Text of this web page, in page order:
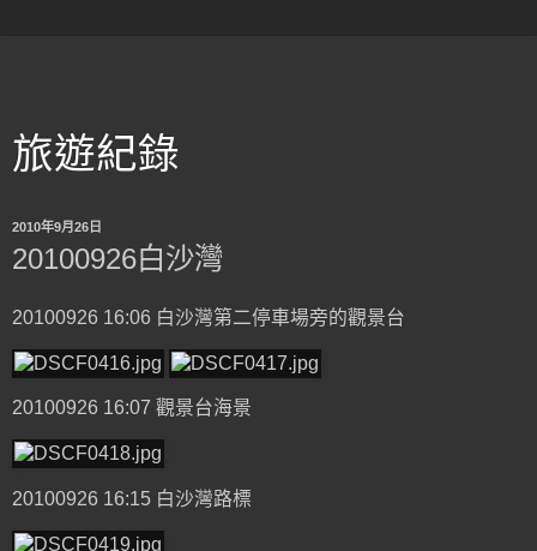
旅遊紀錄
2010年9月26日
20100926白沙灣
20100926 16:06 白沙灣第二停車場旁的觀景台
20100926 16:07 觀景台海景
20100926 16:15 白沙灣路標